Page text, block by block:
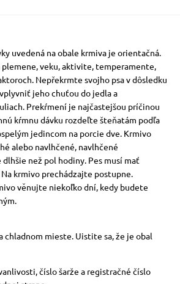
uvedená na obale krmiva je orientačná.
plemene, veku, aktivite, temperamente,
Nepřekrmte svojho psa v dôsledku
jeho chuťou do jedla a
Prekŕmení je najčastejšou príčinou
kŕmnu dávku rozdeľte šteňatám podľa
jedincom na porcie dve. Krmivo
alebo navlhčené, navlhčené
než pol hodiny. Pes musí mať
krmivo prechádzajte postupne.
věnujte niekoľko dní, kedy budete
chladnom mieste. Uistite sa, že je obal
číslo šarže a registračné číslo